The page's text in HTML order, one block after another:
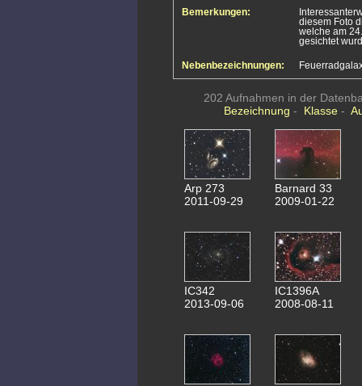
Bemerkungen:
diesem Foto
welche am
gesichtet
Nebenbezeichnungen:
202 Aufnahmen in der
Bezeichnung - Klasse -
Arp 273
2011-09-29
Barnard 33
2009-01-22
IC342
2013-09-06
IC1396A
2008-08-11